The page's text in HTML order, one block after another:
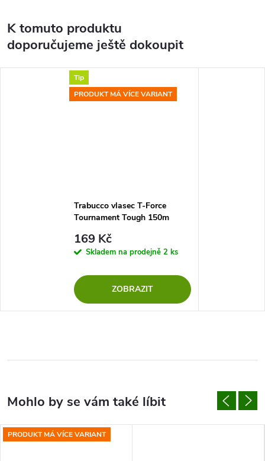
K tomuto produktu
doporučujeme ještě dokoupit
Tip
PRODUKT MÁ VÍCE VARIANT
Trabucco vlasec T-Force
Tournament Tough 150m
169 Kč
Skladem na prodejně 2 ks
ZOBRAZIT
PRODUKT MÁ VÍCE VARIANT